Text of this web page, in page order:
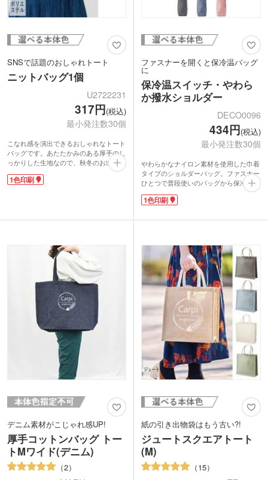
SNSで話題のおしゃれトート
ニットバッグ1個
U2722231
317円(税込)
最小発注数30個
こなれ感を演出できるおしゃれなトート
バッグです。あたたかみのある厚手のし
っかりした生地なので、秋冬のお出かけ
バッグにぴったり！伸縮性のあるニット
生地と横マチで、見た目以上に収納力が
うどいいサイズ感です。
入特典のノベルティから、アーティスト
のオリジナルグッズまで、幅広い用途に
1色印刷
ファスナーを開くと保冷温バッグ
に
保冷温スイッチ・やわら
か撥水ショルダー
DECO0096
434円(税込)
最小発注数30個
やわらかなナイロン素材を使用した巾着
タイプのショルダーバッグ。ファスナー
ひとつで普段使いのバッグから保冷温バ
ッグへ切り替えられる便利なアイテムで
す。内側には保温・保冷効果に優れたア
600mlのペットボトルや水筒も収納可
バッグとしても活躍します。表面は撥水
加工で雨や汚れを弾く仕様。
表面にはシルク印刷1色でロゴ入れが可
能です。フェスや野外イベントなどアウ
トドアシーンにぴったりのおすすノベル
ティです。
1色印刷
デニム素材がこじゃれ感UP!
厚手コットンバッグ トー
トMワイド(デニム)
2
紙の引き出物袋はもう古い?!
ジュートスクエアトート
(M)
15